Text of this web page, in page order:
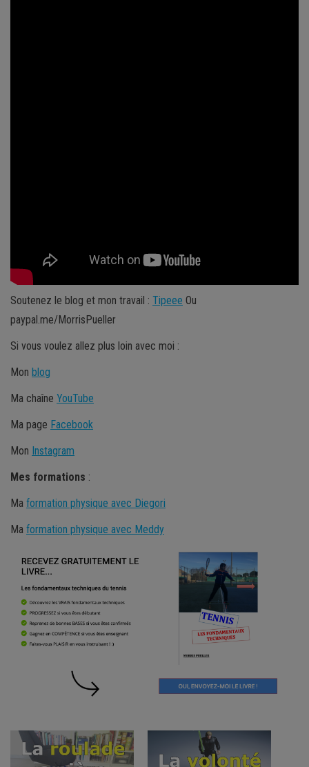
Soutenez le blog et mon travail : Tipeee Ou
paypal.me/MorrisPueller
Si vous voulez allez plus loin avec moi :
Mon blog
Ma chaîne YouTube
Ma page Facebook
Mon Instagram
Mes formations :
Ma formation physique avec Diegori
Ma formation physique avec Meddy